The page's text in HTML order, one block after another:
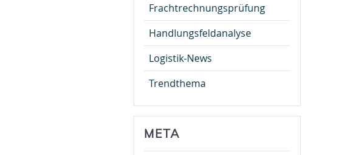
Frachtrechnungsprüfung
Handlungsfeldanalyse
Logistik-News
Trendthema
META